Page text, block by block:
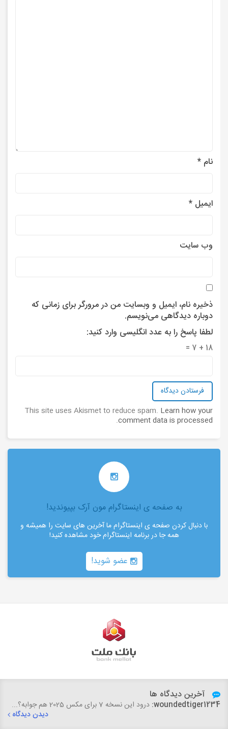
نام *
ایمیل *
وب‌ سایت
ذخیره نام، ایمیل و وبسایت من در مرورگر برای زمانی که
دوباره دیدگاهی می‌نویسم.
لطفا پاسخ را به عدد انگلیسی وارد کنید:
18 + 7 =
This site uses Akismet to reduce spam. Learn how your
comment data is processed
.
به صفحه ی اینستاگرام مون آرک بپیوندید!
با دنبال کردن صفحه ی اینستاگرام ما آخرین های سایت را همیشه و
همه جا در برنامه اینستاگرام خود مشاهده کنید!
عضو شوید!
آخرین دیدگاه ها
woundedtiger1234: درود این نسخه 7 برای مکس 2025 هم جوابه؟...
دیدن دیدگاه